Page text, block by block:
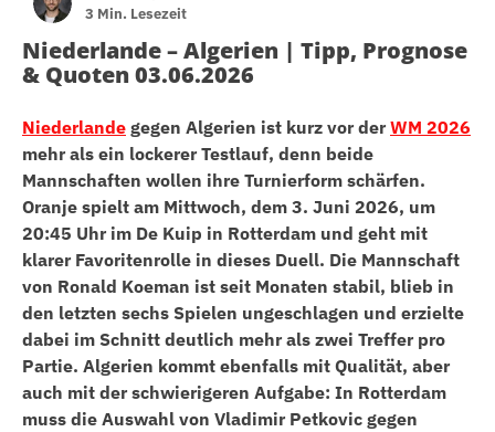
3 Min. Lesezeit
Niederlande – Algerien | Tipp, Prognose
& Quoten 03.06.2026
Niederlande gegen Algerien ist kurz vor der WM 2026
mehr als ein lockerer Testlauf, denn beide
Mannschaften wollen ihre Turnierform schärfen.
Oranje spielt am Mittwoch, dem 3. Juni 2026, um
20:45 Uhr im De Kuip in Rotterdam und geht mit
klarer Favoritenrolle in dieses Duell. Die Mannschaft
von Ronald Koeman ist seit Monaten stabil, blieb in
den letzten sechs Spielen ungeschlagen und erzielte
dabei im Schnitt deutlich mehr als zwei Treffer pro
Partie. Algerien kommt ebenfalls mit Qualität, aber
auch mit der schwierigeren Aufgabe: In Rotterdam
muss die Auswahl von Vladimir Petkovic gegen